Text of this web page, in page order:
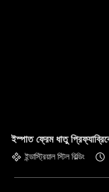
ইস্পাত ফ্রেম ধাতু
ইন্ডাস্ট্রিয়াল স্টিল বিল্ডিং